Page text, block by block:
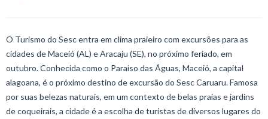
O Turismo do Sesc entra em clima praieiro com excursões para as
cidades de Maceió (AL) e Aracaju (SE), no próximo feriado, em
outubro. Conhecida como o Paraíso das Águas, Maceió, a capital
alagoana, é o próximo destino de excursão do Sesc Caruaru. Famosa
por suas belezas naturais, em um contexto de belas praias e jardins
de coqueirais, a cidade é a escolha de turistas de diversos lugares do